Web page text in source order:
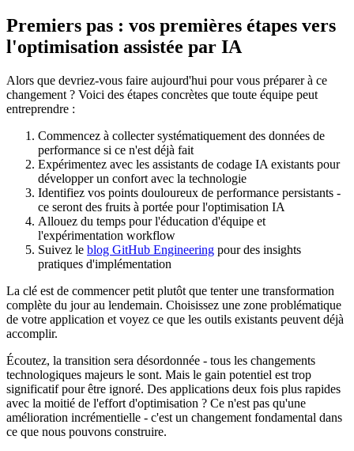
Premiers pas : vos premières étapes vers
l'optimisation assistée par IA
Alors que devriez-vous faire aujourd'hui pour vous préparer à ce
changement ? Voici des étapes concrètes que toute équipe peut
entreprendre :
Commencez à collecter systématiquement des données de
performance si ce n'est déjà fait
Expérimentez avec les assistants de codage IA existants pour
développer un confort avec la technologie
Identifiez vos points douloureux de performance persistants -
ce seront des fruits à portée pour l'optimisation IA
Allouez du temps pour l'éducation d'équipe et
l'expérimentation workflow
Suivez le blog GitHub Engineering pour des insights
pratiques d'implémentation
La clé est de commencer petit plutôt que tenter une transformation
complète du jour au lendemain. Choisissez une zone problématique
de votre application et voyez ce que les outils existants peuvent déjà
accomplir.
Écoutez, la transition sera désordonnée - tous les changements
technologiques majeurs le sont. Mais le gain potentiel est trop
significatif pour être ignoré. Des applications deux fois plus rapides
avec la moitié de l'effort d'optimisation ? Ce n'est pas qu'une
amélioration incrémentielle - c'est un changement fondamental dans
ce que nous pouvons construire.